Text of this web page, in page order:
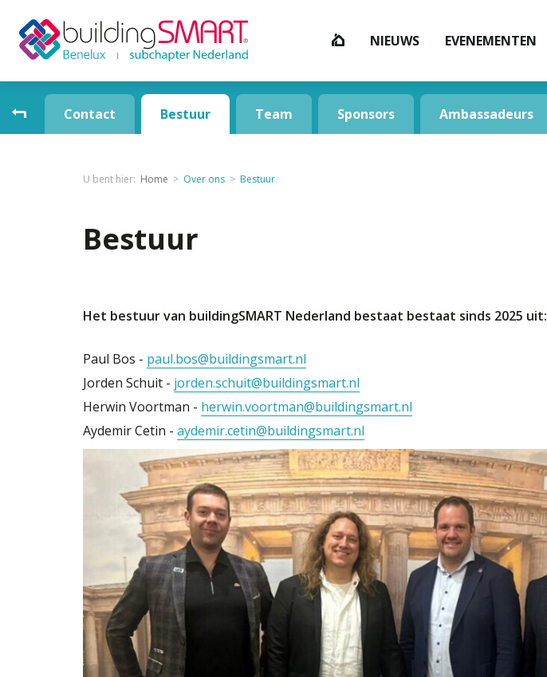
NIEUWS EVENEMENTEN
Contact Bestuur Team Sponsors Ambassadeurs
U bent hier: Home Over ons Bestuur
Bestuur
Het bestuur van buildingSMART Nederland bestaat bestaat sinds 2025 uit:
Paul Bos - paul.bos@buildingsmart.nl
Jorden Schuit - jorden.schuit@buildingsmart.nl
Herwin Voortman - herwin.voortman@buildingsmart.nl
Aydemir Cetin - aydemir.cetin@buildingsmart.nl